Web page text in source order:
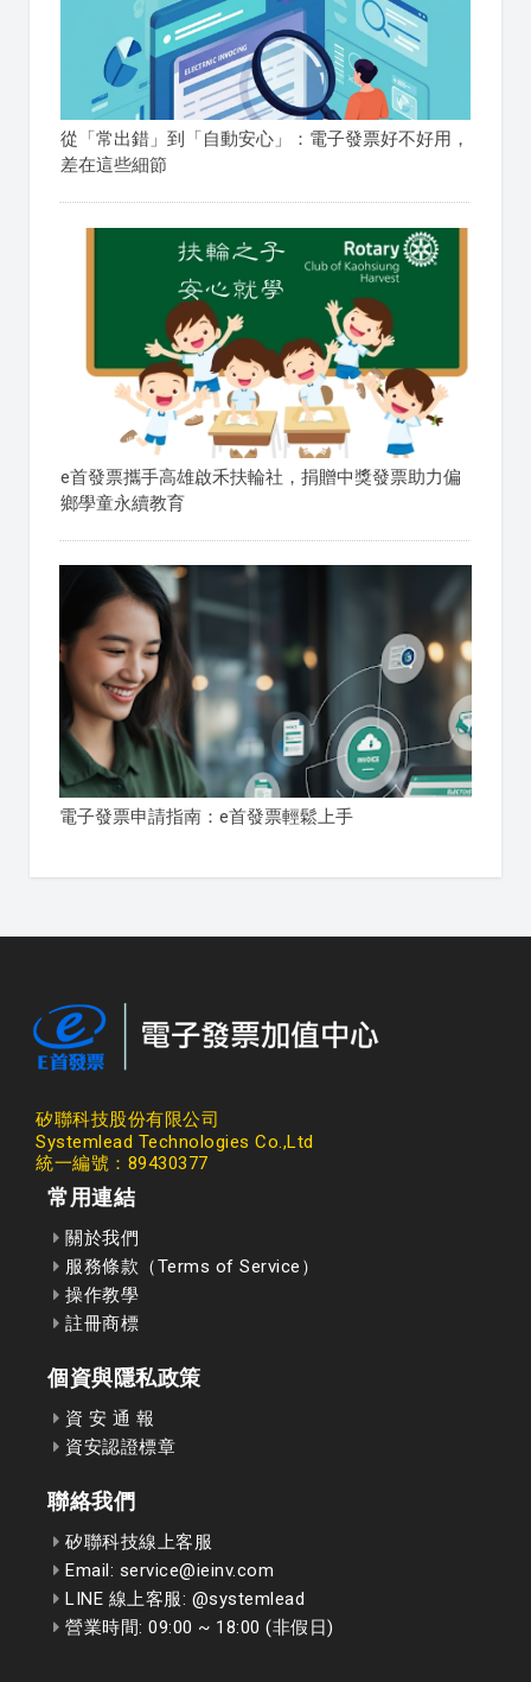
從「常出錯」到「自動安心」：電子發票好不好用，
差在這些細節
e首發票攜手高雄啟禾扶輪社，捐贈中獎發票助力偏
鄉學童永續教育
電子發票申請指南：e首發票輕鬆上手
矽聯科技股份有限公司
Systemlead Technologies Co.,Ltd
統一編號：89430377
常用連結
關於我們
服務條款（Terms of Service）
操作教學
註冊商標
個資與隱私政策
資 安 通 報
資安認證標章
聯絡我們
矽聯科技線上客服
Email: service@ieinv.com
LINE 線上客服: @systemlead
營業時間: 09:00 ~ 18:00 (非假日)